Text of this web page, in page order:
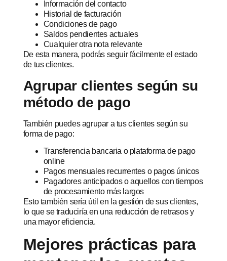
Información del contacto
Historial de facturación
Condiciones de pago
Saldos pendientes actuales
Cualquier otra nota relevante
De esta manera, podrás seguir fácilmente el estado
de tus clientes.
Agrupar clientes según su
método de pago
También puedes agrupar a tus clientes según su
forma de pago:
Transferencia bancaria o plataforma de pago
online
Pagos mensuales recurrentes o pagos únicos
Pagadores anticipados o aquellos con tiempos
de procesamiento más largos
Esto también sería útil en la gestión de sus clientes,
lo que se traduciría en una reducción de retrasos y
una mayor eficiencia.
Mejores prácticas para